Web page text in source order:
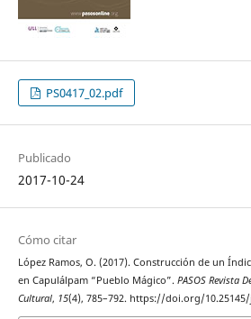
PS0417_02.pdf
Publicado
2017-10-24
Cómo citar
López Ramos, O. (2017). Construcción de un
en Capulálpam “Pueblo Mágico”. PASOS Revista
Cultural, 15(4), 785–792. https://doi.org/10.25145/